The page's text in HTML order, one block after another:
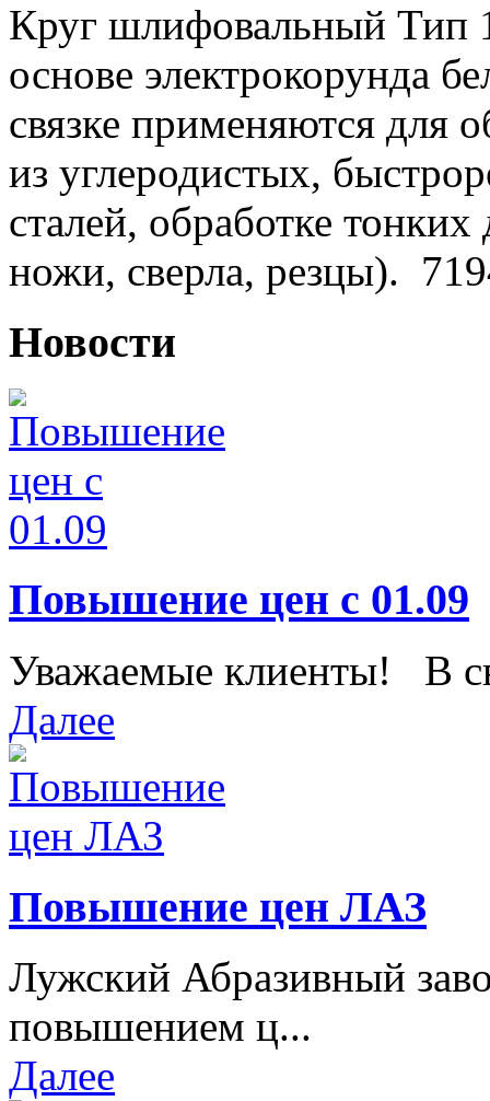
Круг шлифовальный Тип
основе электрокорунда
связке применяются для
из углеродистых,
сталей, обработке
ножи, сверла, резцы).
Новости
Повышение цен с 01.09
Уважаемые клиенты! В
Далее
Повышение цен ЛАЗ
Лужский Абразивный
повышением ц...
Далее